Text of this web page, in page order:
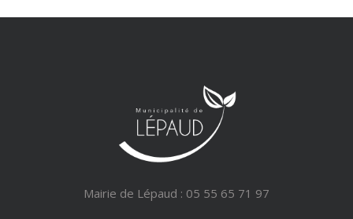
Mairie de Lépaud : 05 55 65 71 97